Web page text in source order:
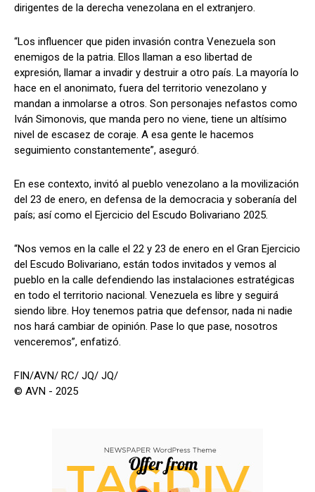
dirigentes de la derecha venezolana en el extranjero.
“Los influencer que piden invasión contra Venezuela son
enemigos de la patria. Ellos llaman a eso libertad de
expresión, llamar a invadir y destruir a otro país. La mayoría lo
hace en el anonimato, fuera del territorio venezolano y
mandan a inmolarse a otros. Son personajes nefastos como
Iván Simonovis, que manda pero no viene, tiene un altísimo
nivel de escasez de coraje. A esa gente le hacemos
seguimiento constantemente”, aseguró.
En ese contexto, invitó al pueblo venezolano a la movilización
del 23 de enero, en defensa de la democracia y soberanía del
país; así como el Ejercicio del Escudo Bolivariano 2025.
“Nos vemos en la calle el 22 y 23 de enero en el Gran Ejercicio
del Escudo Bolivariano, están todos invitados y vemos al
pueblo en la calle defendiendo las instalaciones estratégicas
en todo el territorio nacional. Venezuela es libre y seguirá
siendo libre. Hoy tenemos patria que defensor, nada ni nadie
nos hará cambiar de opinión. Pase lo que pase, nosotros
venceremos”, enfatizó.
FIN/AVN/ RC/ JQ/ JQ/
© AVN - 2025